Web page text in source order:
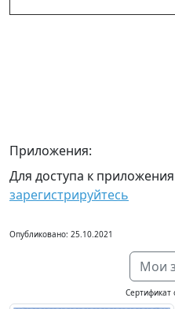
Приложения:
Для доступа к
зарегистрируйтесь
Опубликовано: 25.10.2021
Мои
Сертификат